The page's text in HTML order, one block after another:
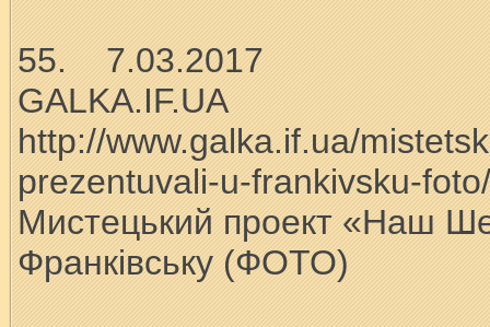
55. 7.03.2017
GALKA.IF.UA
http://www.galka.if.ua/
prezentuvali-u-frankivsku-foto/
Мистецький проект «Наш
Франківську (ФОТО)